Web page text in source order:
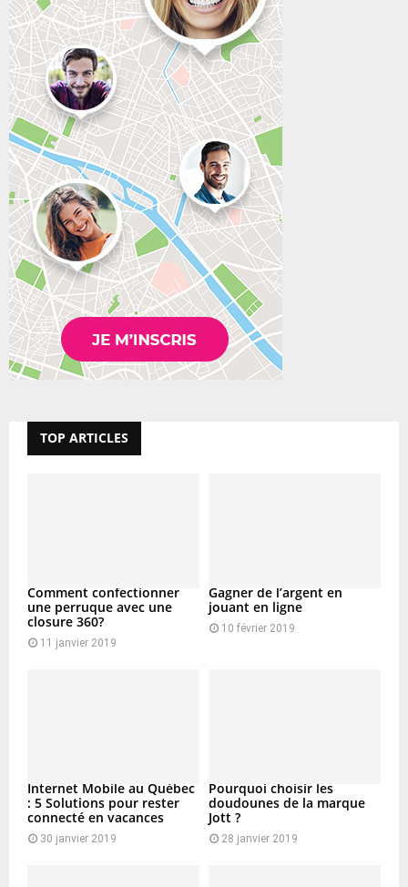
TOP ARTICLES
Comment confectionner
une perruque avec une
closure 360?
11 janvier 2019
Gagner de l’argent en
jouant en ligne
10 février 2019
Internet Mobile au Québec
: 5 Solutions pour rester
connecté en vacances
30 janvier 2019
Pourquoi choisir les
doudounes de la marque
Jott ?
28 janvier 2019